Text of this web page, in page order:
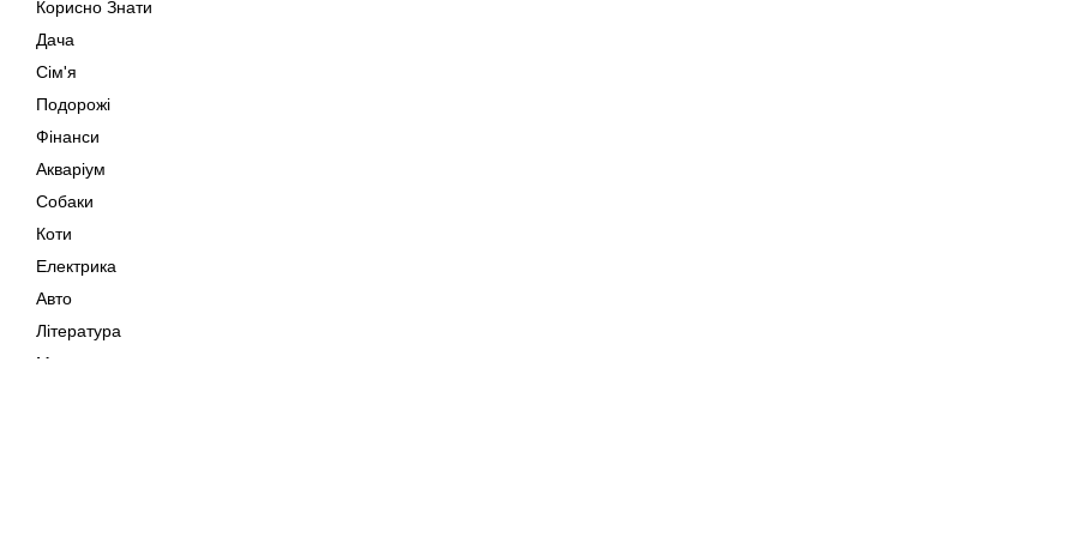
Корисно Знати
Дача
Сім'я
Подорожі
Фінанси
Акваріум
Собаки
Коти
Електрика
Авто
Література
Музика